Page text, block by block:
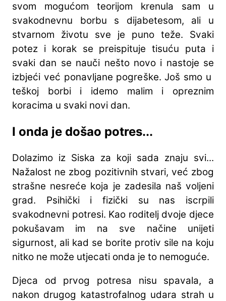
svom mogućom teorijom krenula sam u
svakodnevnu borbu s dijabetesom, ali u
stvarnom životu sve je puno teže. Svaki
potez i korak se preispituje tisuću puta i
svaki dan se nauči nešto novo i nastoje se
izbjeći već ponavljane pogreške. Još smo u
teškoj borbi i idemo malim i opreznim
koracima u svaki novi dan.
I onda je došao potres...
Dolazimo iz Siska za koji sada znaju svi...
Nažalost ne zbog pozitivnih stvari, već zbog
strašne nesreće koja je zadesila naš voljeni
grad. Psihički i fizički su nas iscrpili
svakodnevni potresi. Kao roditelj dvoje djece
pokušavam im na sve načine unijeti
sigurnost, ali kad se borite protiv sile na koju
nitko ne može utjecati onda je to nemoguće.
Djeca od prvog potresa nisu spavala, a
nakon drugog katastrofalnog udara strah u